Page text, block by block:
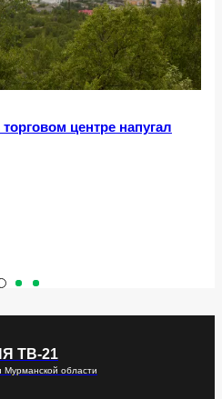
центре напугал
ТВ-21
Мурманской области